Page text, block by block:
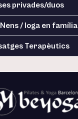
privades/duos
/ Ioga en família
Terapèutics